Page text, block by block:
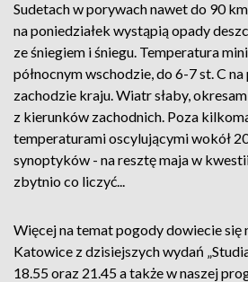
Sudetach w porywach nawet do 90
na poniedziałek wystąpią opady
ze śniegiem i śniegu. Temperatura
północnym wschodzie, do 6-7 st. C
zachodzie kraju. Wiatr słaby,
z kierunków zachodnich. Poza
temperaturami oscylującymi wokół
synoptyków - na resztę maja w
zbytnio co liczyć...
Więcej na temat pogody dowiecie się
Katowice z dzisiejszych wydań
18.55 oraz 21.45 a także w naszej